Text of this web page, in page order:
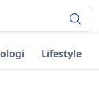
Lifestyle